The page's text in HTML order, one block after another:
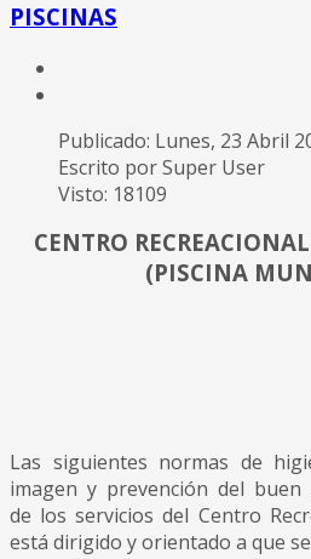
PISCINAS
Publicado: Lunes, 23 Abril
Escrito por Super User
Visto: 18109
CENTRO
(PISCINA
Las siguientes normas de
imagen y prevención del buen
de los servicios del Centro
está dirigido y orientado a que